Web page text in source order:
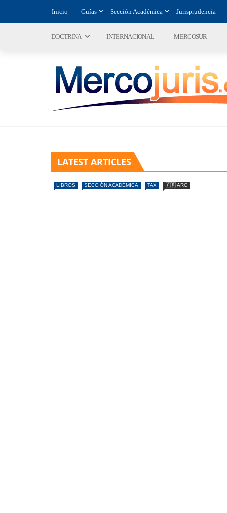
Inicio Guías Sección Académica Jurisprudencia
DOCTRINA INTERNACIONAL MERCOSUR
LATEST ARTICLES
LIBROS SECCIÓN ACADÉMICA TAX 🇦🇷 ARG